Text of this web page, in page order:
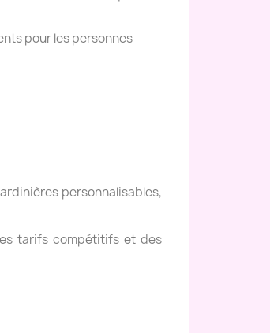
pour les personnes
personnalisables,
tarifs compétitifs et des